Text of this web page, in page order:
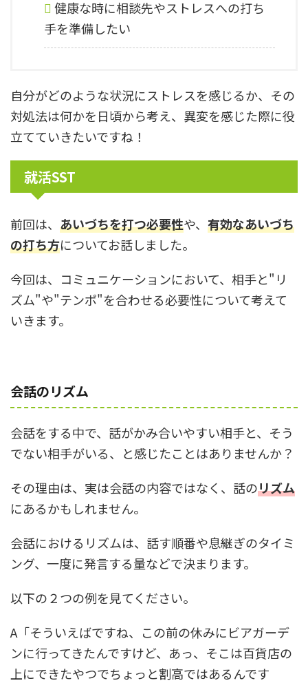
健康な時に相談先やストレスへの打ち
手を準備したい
自分がどのような状況にストレスを感じるか、その
対処法は何かを日頃から考え、異変を感じた際に役
立てていきたいですね！
就活SST
前回は、 あいづちを打つ必要性や、 有効なあいづち
の打ち方についてお話しました。
今回は、コミュニケーションにおいて、相手と"リ
ズム"や"テンポ"を合わせる必要性について考えて
いきます。
会話のリズム
会話をする中で、話がかみ合いやすい相手と、そう
でない相手がいる、と感じたことはありませんか？
その理由は、実は会話の内容ではなく、話のリズム
にあるかもしれません。
会話におけるリズムは、話す順番や息継ぎのタイミ
ング、一度に発言する量などで決まります。
以下の２つの例を見てください。
A「そういえばですね、この前の休みにビアガーデ
ンに行ってきたんですけど、あっ、そこは百貨店の
上にできたやつでちょっと割高ではあるんです